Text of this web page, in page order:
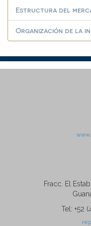
Estructura del
Organización de la
Fracc. El
Tel: +52